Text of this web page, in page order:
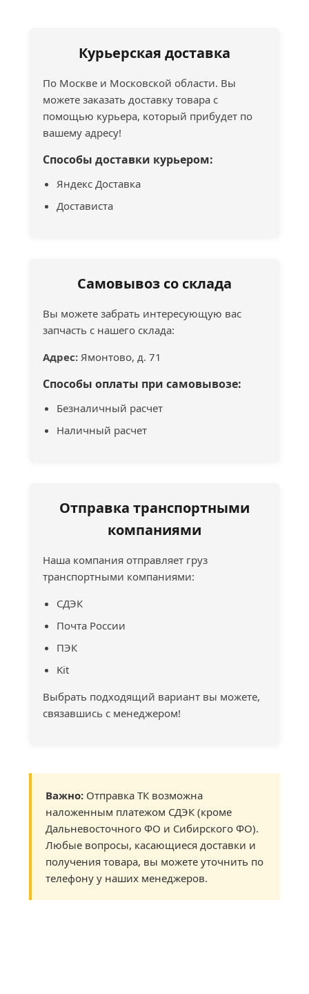
Курьерская доставка
По Москве и Московской области. Вы
можете заказать доставку товара с
помощью курьера, который прибудет по
вашему адресу!
Способы доставки курьером:
Яндекс Доставка
Достависта
Самовывоз со склада
Вы можете забрать интересующую вас
запчасть с нашего склада:
Адрес: Ямонтово, д. 71
Способы оплаты при самовывозе:
Безналичный расчет
Наличный расчет
Отправка транспортными
компаниями
Наша компания отправляет груз
транспортными компаниями:
СДЭК
Почта России
ПЭК
Kit
Выбрать подходящий вариант вы можете,
связавшись с менеджером!
Важно: Отправка ТК возможна
наложенным платежом СДЭК (кроме
Дальневосточного ФО и Сибирского ФО).
Любые вопросы, касающиеся доставки и
получения товара, вы можете уточнить по
телефону у наших менеджеров.